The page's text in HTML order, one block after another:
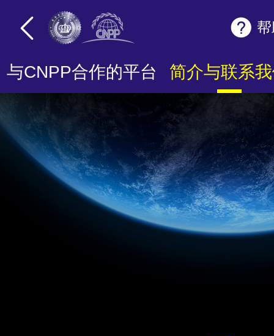
与CNPP合作的平台 简介与联系